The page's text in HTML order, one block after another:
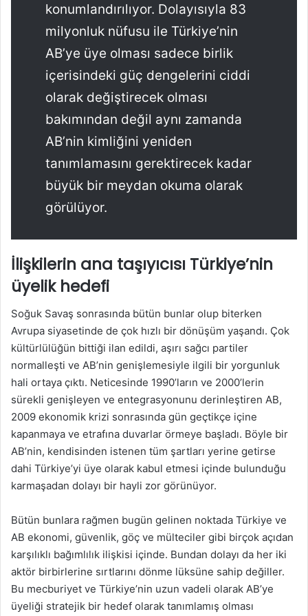
konumlandırılıyor. Dolayısıyla 83
milyonluk nüfusu ile Türkiye’nin
AB’ye üye olması sadece birlik
içerisindeki güç dengelerini ciddi
olarak değiştirecek olması
bakımından değil aynı zamanda
AB’nin kimliğini yeniden
tanımlamasını gerektirecek kadar
büyük bir meydan okuma olarak
görülüyor.
İlişkilerin ana taşıyıcısı Türkiye’nin
üyelik hedefi
Soğuk Savaş sonrasında bütün bunlar olup biterken
Avrupa siyasetinde de çok hızlı bir dönüşüm yaşandı. Çok
kültürlülüğün bittiği ilan edildi, aşırı sağcı partiler
normalleşti ve AB’nin genişlemesiyle ilgili bir yorgunluk
hali ortaya çıktı. Neticesinde 1990’ların ve 2000’lerin
sürekli genişleyen ve entegrasyonunu derinleştiren AB,
2009 ekonomik krizi sonrasında gün geçtikçe içine
kapanmaya ve etrafına duvarlar örmeye başladı. Böyle bir
AB’nin, kendisinden istenen tüm şartları yerine getirse
dahi Türkiye’yi üye olarak kabul etmesi içinde bulunduğu
karmaşadan dolayı bir hayli zor görünüyor.
Bütün bunlara rağmen bugün gelinen noktada Türkiye ve
AB ekonomi, güvenlik, göç ve mülteciler gibi birçok açıdan
karşılıklı bağımlılık ilişkisi içinde. Bundan dolayı da her iki
aktör birbirlerine sırtlarını dönme lüksüne sahip değiller.
Bu mecburiyet ve Türkiye’nin uzun vadeli olarak AB’ye
üyeliği stratejik bir hedef olarak tanımlamış olması